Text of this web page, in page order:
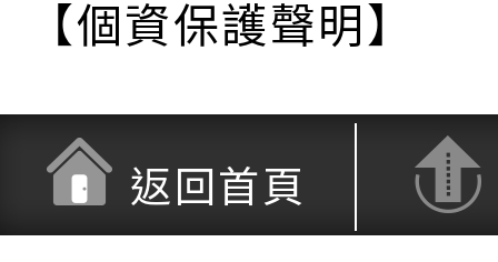
【個資保護聲明】
返回首頁